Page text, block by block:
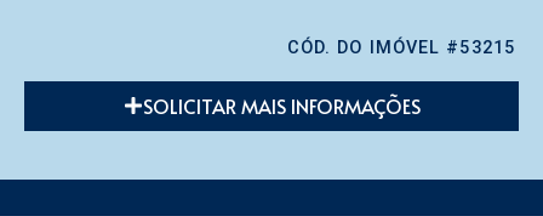
CÓD. DO IMÓVEL #53215
SOLICITAR MAIS INFORMAÇÕES